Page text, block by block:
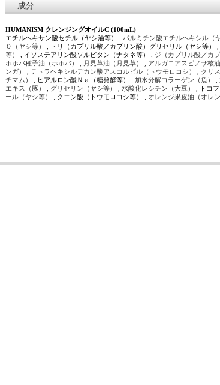
成分
HUMANISM クレンジングオイルC (100mL)
エチルヘキサン酸セチル（ヤシ油等） ,
パルミチン酸エチルヘキシル（
０（ヤシ等）
, トリ（カプリル酸／カプリン酸）グリセリル（ヤシ等） ,
等）
, イソステアリン酸ソルビタン（ナタネ等） , ジ（カプリル酸／カ
ホホバ種子油（ホホバ）
月見草油（月見草） アルガニアスピノサ核
ンガ）
テトラヘキシルデカン酸アスコルビル（トウモロコシ）
クリ
チマム）
, ヒアルロン酸Ｎａ（糖発酵等） , 加水分解コラーゲン（魚）
エキス（豚）
グリセリン（ヤシ等） 水酸化レシチン（大豆） , トコ
ール（ヤシ等）
, クエン酸（トウモロコシ等） , オレンジ果皮油（オレン